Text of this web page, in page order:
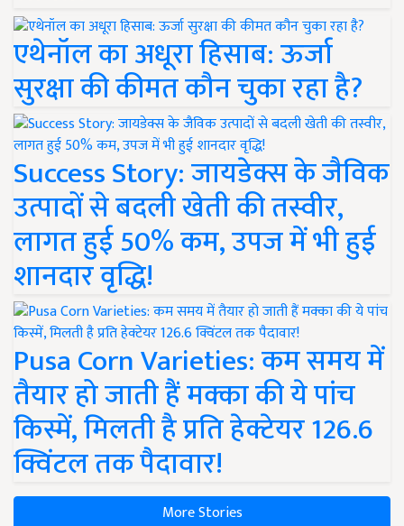
एथेनॉल का अधूरा हिसाब: ऊर्जा
सुरक्षा की कीमत कौन चुका रहा है?
Success Story: जायडेक्स के जैविक
उत्पादों से बदली खेती की तस्वीर,
लागत हुई 50% कम, उपज में भी हुई
शानदार वृद्धि!
Pusa Corn Varieties: कम समय में
तैयार हो जाती हैं मक्का की ये पांच
किस्में, मिलती है प्रति हेक्टेयर 126.6
क्विंटल तक पैदावार!
More Stories